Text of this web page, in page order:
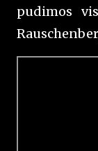
pudimos